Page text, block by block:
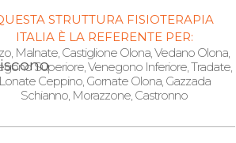
STRUTTURA FISIOTERAPIA
ITALIA È LA REFERENTE PER:
Malnate, Castiglione Olona, Vedano Olona,
Superiore, Venegono Inferiore, Tradate,
Lonate Ceppino, Gornate Olona, Gazzada
Schianno, Morazzone, Castronno